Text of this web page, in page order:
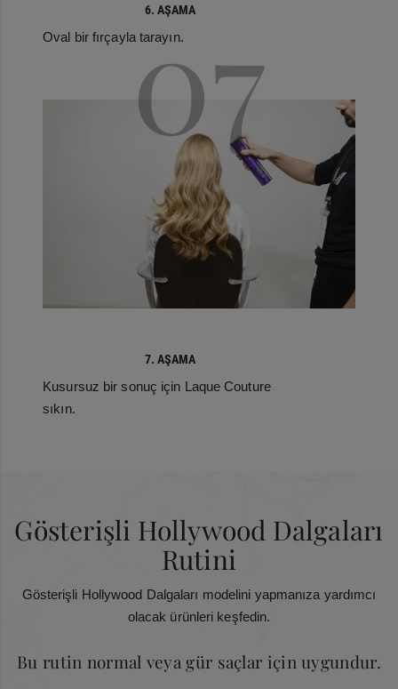
6. AŞAMA
Oval bir fırçayla tarayın.07
7. AŞAMA
Kusursuz bir sonuç için Laque Couture
sıkın.
Gösterişli Hollywood Dalgaları
Rutini
Gösterişli Hollywood Dalgaları modelini yapmanıza yardımcı
olacak ürünleri keşfedin.
Bu rutin normal veya gür saçlar için uygundur.